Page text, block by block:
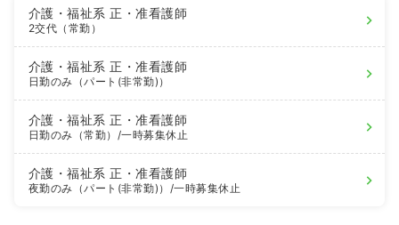
介護・福祉系正・准看護師
2交代（常勤）
介護・福祉系正・准看護師
日勤のみ（パート(非常勤)）
介護・福祉系正・准看護師
日勤のみ（常勤） /一時募集休止
介護・福祉系正・准看護師
夜勤のみ（パート(非常勤)） /一時募集休止